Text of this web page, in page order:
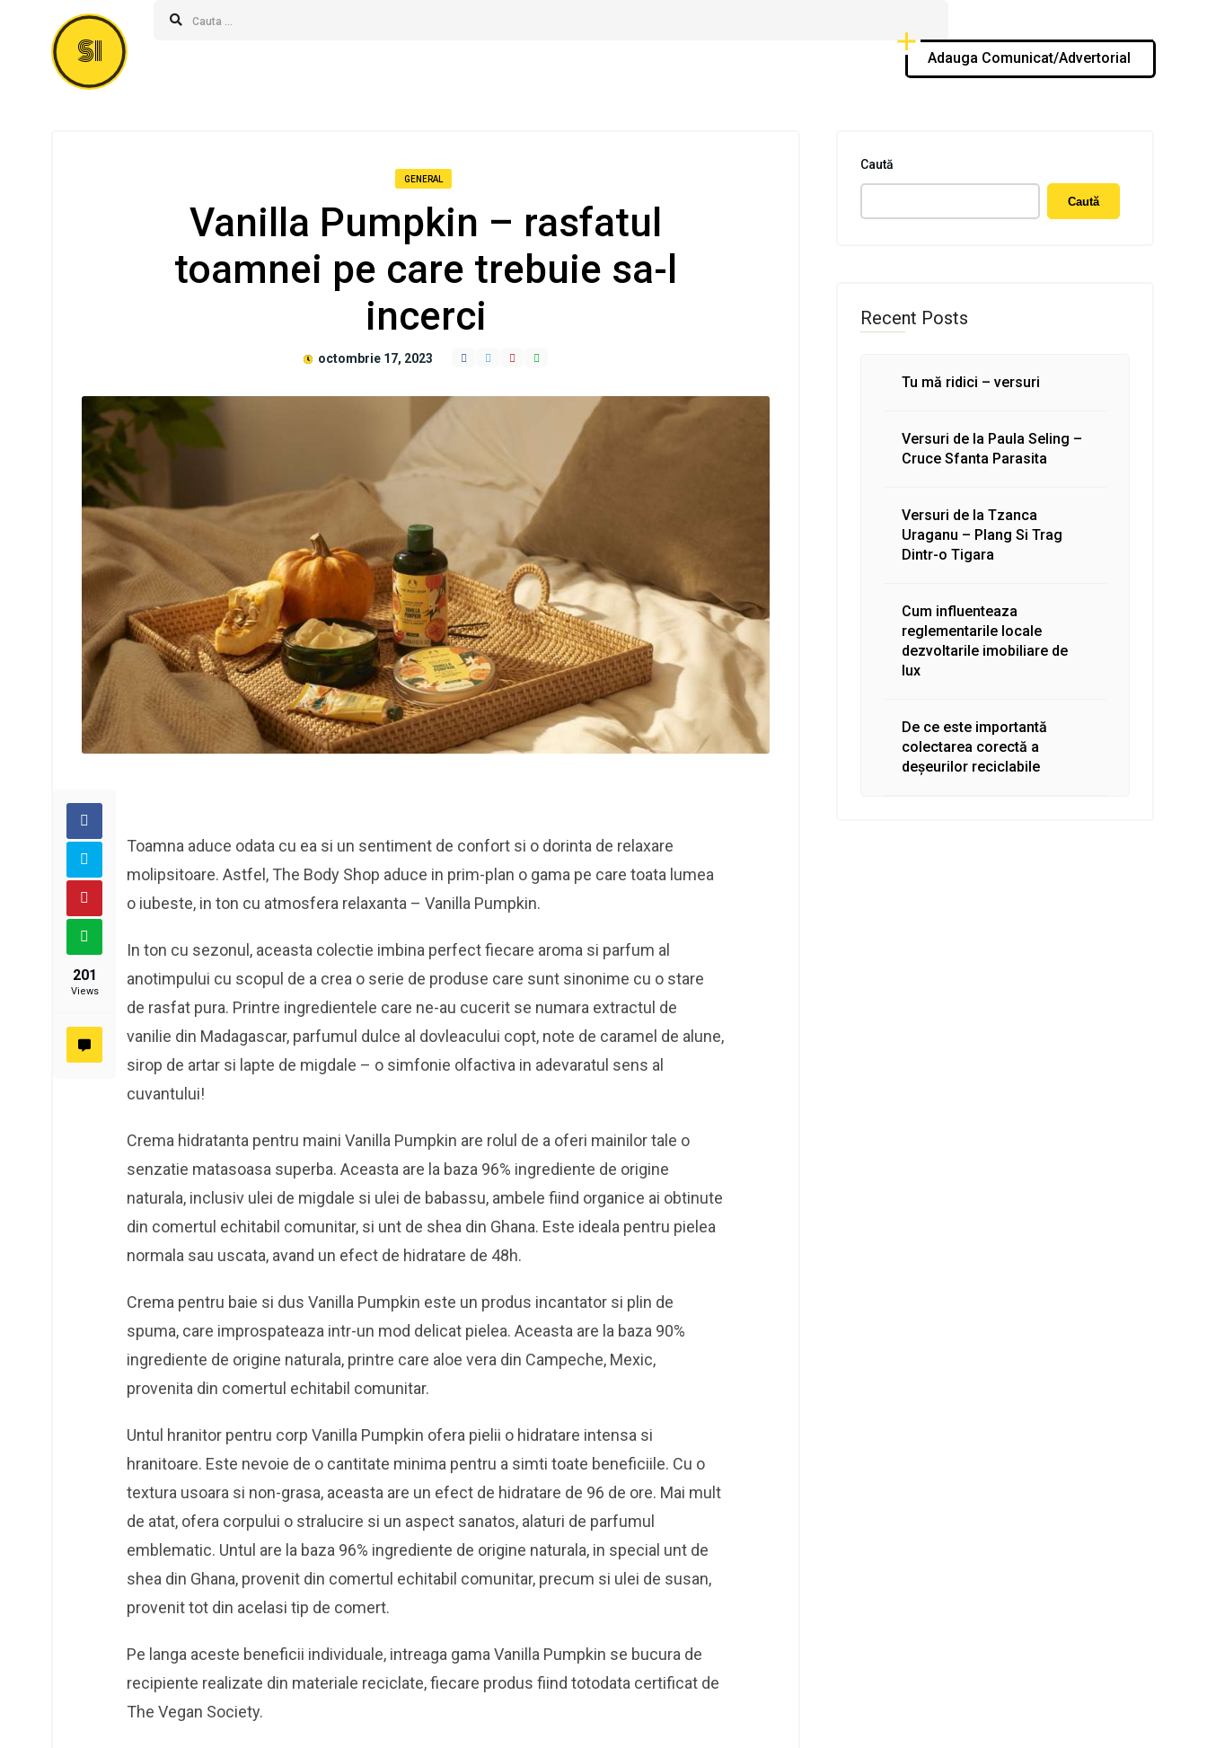
SI Adauga Comunicat/Advertorial
GENERAL
Vanilla Pumpkin – rasfatul
toamnei pe care trebuie sa-l
incerci
octombrie 17, 2023
201
Views
Toamna aduce odata cu ea si un sentiment de confort si o dorinta de relaxare
molipsitoare. Astfel, The Body Shop aduce in prim-plan o gama pe care toata lumea
o iubeste, in ton cu atmosfera relaxanta – Vanilla Pumpkin.
In ton cu sezonul, aceasta colectie imbina perfect fiecare aroma si parfum al
anotimpului cu scopul de a crea o serie de produse care sunt sinonime cu o stare
de rasfat pura. Printre ingredientele care ne-au cucerit se numara extractul de
vanilie din Madagascar, parfumul dulce al dovleacului copt, note de caramel de alune,
sirop de artar si lapte de migdale – o simfonie olfactiva in adevaratul sens al
cuvantului!
Crema hidratanta pentru maini Vanilla Pumpkin are rolul de a oferi mainilor tale o
senzatie matasoasa superba. Aceasta are la baza 96% ingrediente de origine
naturala, inclusiv ulei de migdale si ulei de babassu, ambele fiind organice ai obtinute
din comertul echitabil comunitar, si unt de shea din Ghana. Este ideala pentru pielea
normala sau uscata, avand un efect de hidratare de 48h.
Crema pentru baie si dus Vanilla Pumpkin este un produs incantator si plin de
spuma, care improspateaza intr-un mod delicat pielea. Aceasta are la baza 90%
ingrediente de origine naturala, printre care aloe vera din Campeche, Mexic,
provenita din comertul echitabil comunitar.
Untul hranitor pentru corp Vanilla Pumpkin ofera pielii o hidratare intensa si
hranitoare. Este nevoie de o cantitate minima pentru a simti toate beneficiile. Cu o
textura usoara si non-grasa, aceasta are un efect de hidratare de 96 de ore. Mai mult
de atat, ofera corpului o stralucire si un aspect sanatos, alaturi de parfumul
emblematic. Untul are la baza 96% ingrediente de origine naturala, in special unt de
shea din Ghana, provenit din comertul echitabil comunitar, precum si ulei de susan,
provenit tot din acelasi tip de comert.
Pe langa aceste beneficii individuale, intreaga gama Vanilla Pumpkin se bucura de
recipiente realizate din materiale reciclate, fiecare produs fiind totodata certificat de
The Vegan Society.
Caută
Caută
Recent Posts
Tu mă ridici – versuri
Versuri de la Paula Seling –
Cruce Sfanta Parasita
Versuri de la Tzanca
Uraganu – Plang Si Trag
Dintr-o Tigara
Cum influenteaza
reglementarile locale
dezvoltarile imobiliare de
lux
De ce este importantă
colectarea corectă a
deșeurilor reciclabile